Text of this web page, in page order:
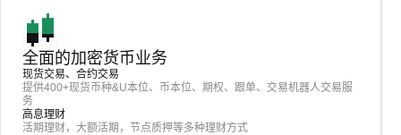
全面的加密货币业务
现货交易、合约交易
提供400+现货币种&U本位、币本位、期权、跟单、交易机器人交易服
务
高息理财
活期理财，大额活期，节点质押等多种理财方式